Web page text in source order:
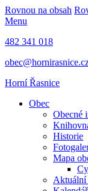
Rovnou na obsah
Menu
482 341 018
Horní Řasnice
Obec
Obecné
Historie
Mapa
Aktuální